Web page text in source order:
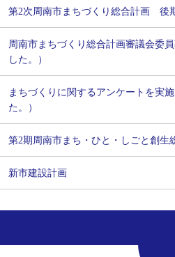
第2次周南市まちづくり総合計画 後
周南市まちづくり総合計画審議会委
した。）
まちづくりに関するアンケートを実
た。）
第2期周南市まち・ひと・しごと創生
新市建設計画